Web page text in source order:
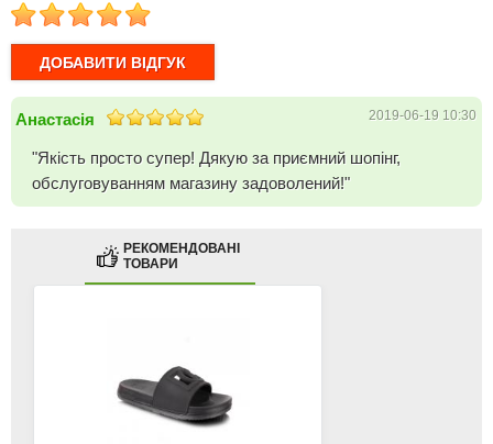
1 2 3 4 5
Анастасія 2019-06-19 10:30
"Якість просто супер! Дякую за приємний шопінг,
обслуговуванням магазину задоволений!"
РЕКОМЕНДОВАНІ
ТОВАРИ